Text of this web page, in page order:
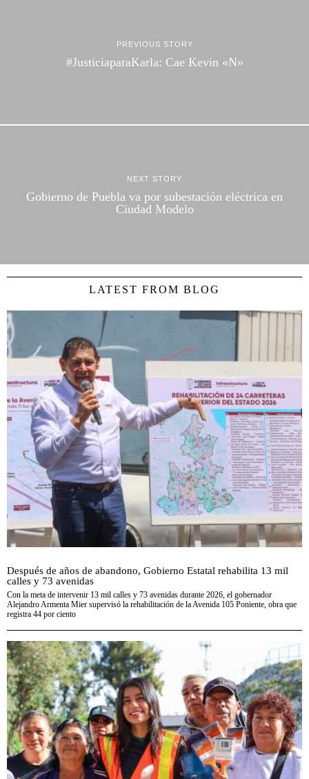
PREVIOUS STORY
#JusticiaparaKarla: Cae Kevin «N»
NEXT STORY
Gobierno de Puebla va por subestación eléctrica en
Ciudad Modelo
LATEST FROM BLOG
Después de años de abandono, Gobierno Estatal rehabilita 13 mil
calles y 73 avenidas
Con la meta de intervenir 13 mil calles y 73 avenidas durante 2026, el gobernador
Alejandro Armenta Mier supervisó la rehabilitación de la Avenida 105 Poniente, obra que
registra 44 por ciento